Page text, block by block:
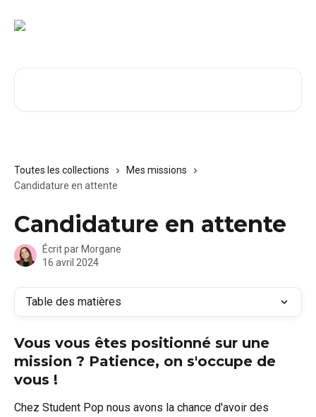
Toutes les collections
Mes missions
Candidature en attente
Candidature en attente
Écrit par Morgane
16 avril 2024
Table des matières
Vous vous êtes positionné sur une
mission ? Patience, on s'occupe de
vous !
Chez Student Pop nous avons la chance d'avoir des